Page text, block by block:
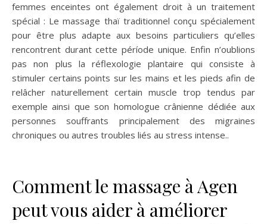
femmes enceintes ont également droit à un traitement
spécial : Le massage thaï traditionnel conçu spécialement
pour être plus adapte aux besoins particuliers qu’elles
rencontrent durant cette péríode unique. Enfin n’oublions
pas non plus la réflexologie plantaire qui consiste à
stimuler certains points sur les mains et les pieds afin de
relâcher naturellement certain muscle trop tendus par
exemple ainsi que son homologue crânienne dédiée aux
personnes souffrants principalement des migraines
chroniques ou autres troubles liés au stress intense..
Comment le massage à Agen
peut vous aider à améliorer